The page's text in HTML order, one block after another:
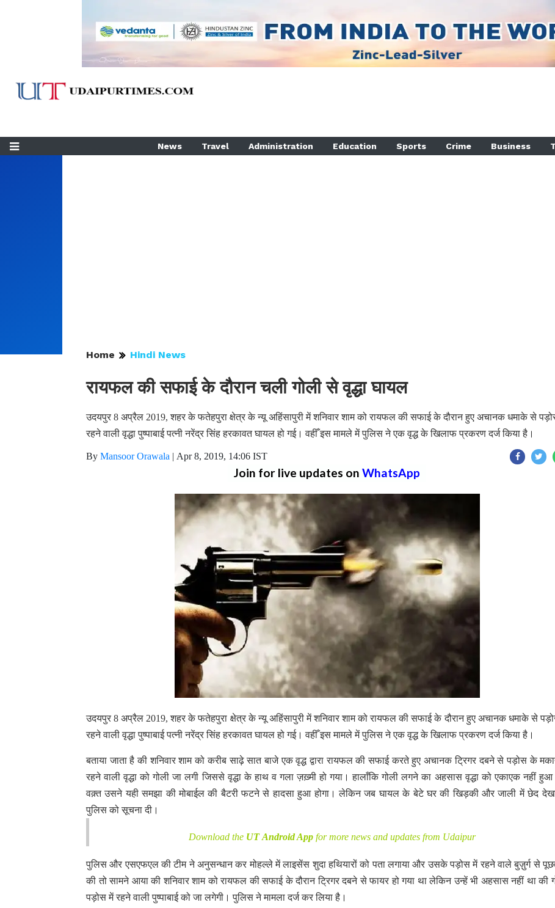
News Travel Administration Education Sports Crime Business
Home Hindi News
रायफल की सफाई के दौरान चली गोली से वृद्धा घायल
उदयपुर 8 अप्रैल 2019, शहर के फतेहपुरा क्षेत्र के न्यू अहिंसापुरी में शनिवार शाम को रायफल की सफाई के दौरान हुए अचानक धमाके से
रहने वाली वृद्धा पुष्पाबाई पत्नी नरेंद्र सिंह हरकावत घायल हो गई। वहीँ इस मामले में पुलिस ने एक वृद्ध के खिलाफ प्रकरण दर्ज किया है।
By Mansoor Orawala | Apr 8, 2019, 14:06 IST
Join for live updates on WhatsApp
उदयपुर 8 अप्रैल 2019, शहर के फतेहपुरा क्षेत्र के न्यू अहिंसापुरी में शनिवार शाम को रायफल की सफाई के दौरान हुए अचानक धमाके से
रहने वाली वृद्धा पुष्पाबाई पत्नी नरेंद्र सिंह हरकावत घायल हो गई। वहीँ इस मामले में पुलिस ने एक वृद्ध के खिलाफ प्रकरण दर्ज किया है।
बताया जाता है की शनिवार शाम को करीब साढ़े सात बाजे एक वृद्ध द्वारा रायफल की सफाई करते हुए अचानक ट्रिगर दबने से पड़ोस के
रहने वाली वृद्धा को गोली जा लगी जिससे वृद्धा के हाथ व गला ज़ख़्मी हो गया। हालाँकि गोली लगने का अहसास वृद्धा को एकाएक नहीं
वक़्त उसने यही समझा की मोबाईल की बैटरी फटने से हादसा हुआ होगा। लेकिन जब घायल के बेटे घर की खिड़की और जाली में छेद
पुलिस को सूचना दी।
Download the UT Android App for more news and updates from Udaipur
पुलिस और एसएफएल की टीम ने अनुसन्धान कर मोहल्ले में लाइसेंस शुदा हथियारों को पता लगाया और उसके पड़ोस में रहने वाले बुज़ुर्ग से
की तो सामने आया की शनिवार शाम को रायफल की सफाई के दौरान ट्रिगर दबने से फायर हो गया था लेकिन उन्हें भी अहसास नहीं था की
पड़ोस में रहने वाली पुष्पाबाई को जा लगेगी। पुलिस ने मामला दर्ज कर लिया है।